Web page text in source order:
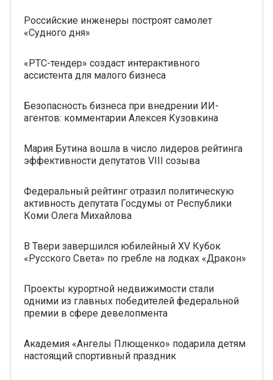
Российские инженеры построят самолет
«Судного дня»
«РТС-тендер» создаст интерактивного
ассистента для малого бизнеса
Безопасность бизнеса при внедрении ИИ-
агентов: комментарии Алексея Кузовкина
Мария Бутина вошла в число лидеров рейтинга
эффективности депутатов VIII созыва
Федеральный рейтинг отразил политическую
активность депутата Госдумы от Республики
Коми Олега Михайлова
В Твери завершился юбилейный XV Кубок
«Русского Света» по гребле на лодках «Дракон»
Проекты курортной недвижимости стали
одними из главных победителей федеральной
премии в сфере девелопмента
Академия «Ангелы Плющенко» подарила детям
настоящий спортивный праздник